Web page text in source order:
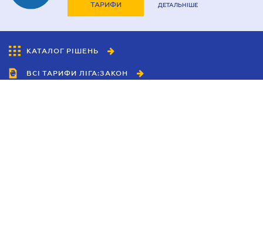
ТАРИФИ ДЕТАЛЬНІШЕ
КАТАЛОГ РІШЕНЬ
ВСІ ТАРИФИ ЛІГА:ЗАКОН